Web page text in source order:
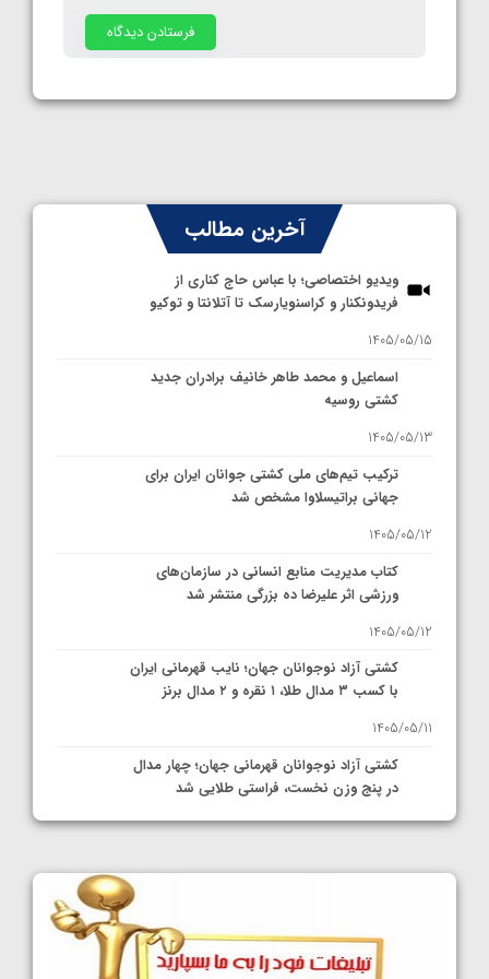
آخرین مطالب
ویدیو اختصاصی؛ با عباس حاج کناری از
فریدونکنار و کراسنویارسک تا آتلانتا و توکیو
1405/05/15
اسماعیل و محمد طاهر خانیف برادران جدید
کشتی روسیه
1405/05/13
ترکیب تیم‌های ملی کشتی جوانان ایران برای
جهانی براتیسلاوا مشخص شد
1405/05/12
کتاب مدیریت منابع انسانی در سازمان‌های
ورزشی اثر علیرضا ده بزرگی منتشر شد
1405/05/12
کشتی آزاد نوجوانان جهان؛ نایب قهرمانی ایران
با کسب ۳ مدال طلا، ۱ نقره و ۲ مدال برنز
1405/05/11
کشتی آزاد نوجوانان قهرمانی جهان؛ چهار مدال
در پنج وزن نخست، فراستی طلایی شد
1405/05/11
کشتی آزاد نوجوانان جهان؛ رقبای نمایندگان